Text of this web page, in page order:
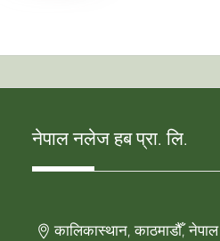
नेपाल नलेज हब प्रा. लि.
कालिकास्थान, काठमाडौँ, नेपाल